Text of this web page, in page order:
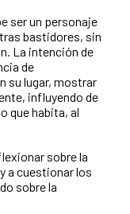
ser un personaje
bastidores, sin
La intención de
de
su lugar, mostrar
influyendo de
que habita, al
sobre la
a cuestionar los
sobre la